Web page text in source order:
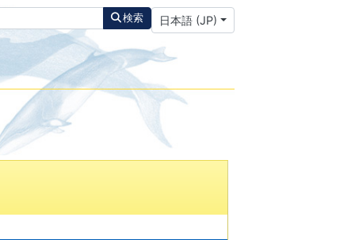
検索 あなたが使う言語を選んでください
日本語 (JP)